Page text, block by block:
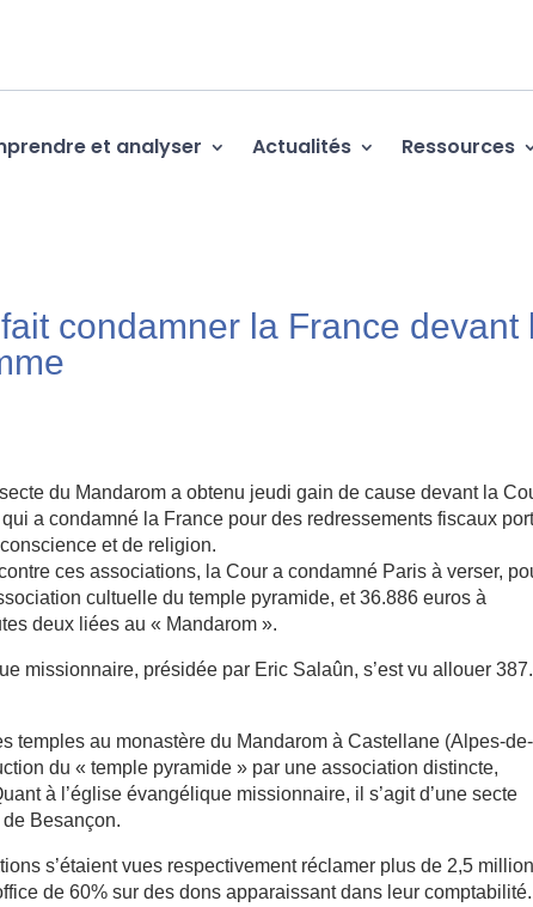
et analyser Actualités Ressources
condamner la France devant
du Mandarom a obtenu jeudi gain de cause devant la
a condamné la France pour des redressements fiscaux
et de religion.
ces associations, la Cour a condamné Paris à verser,
cultuelle du temple pyramide, et 36.886 euros à
deux liées au « Mandarom ».
missionnaire, présidée par Eric Salaûn, s’est vu allouer
temples au monastère du Mandarom à Castellane (Alpes-de-
du « temple pyramide » par une association distincte,
à l’église évangélique missionnaire, il s’agit d’une secte
Besançon.
s’étaient vues respectivement réclamer plus de 2,5
de 60% sur des dons apparaissant dans leur